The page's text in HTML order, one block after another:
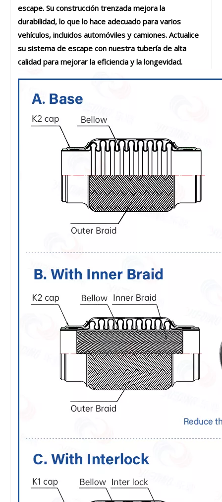
escape. Su construcción trenzada mejora la
durabilidad, lo que lo hace adecuado para varios
vehículos, incluidos automóviles y camiones. Actualice
su sistema de escape con nuestra tubería de alta
calidad para mejorar la eficiencia y la longevidad.